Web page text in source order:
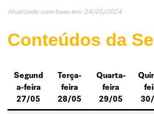
Atualizado com base em: 24/05/2024
Conteúdos da
Segund
a-feira
27/05
Terça-
feira
28/05
Quarta-
feira
29/05